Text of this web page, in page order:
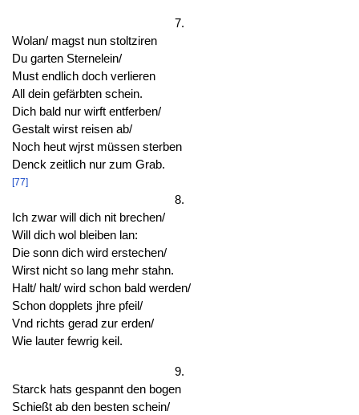
7.
Wolan/ magst nun stoltziren
Du garten Sternelein/
Must endlich doch verlieren
All dein gefärbten schein.
Dich bald nur wirft entferben/
Gestalt wirst reisen ab/
Noch heut wjrst müssen sterben
Denck zeitlich nur zum Grab.
[77]
8.
Ich zwar will dich nit brechen/
Will dich wol bleiben lan:
Die sonn dich wird erstechen/
Wirst nicht so lang mehr stahn.
Halt/ halt/ wird schon bald werden/
Schon dopplets jhre pfeil/
Vnd richts gerad zur erden/
Wie lauter fewrig keil.
9.
Starck hats gespannt den bogen
Schießt ab den besten schein/